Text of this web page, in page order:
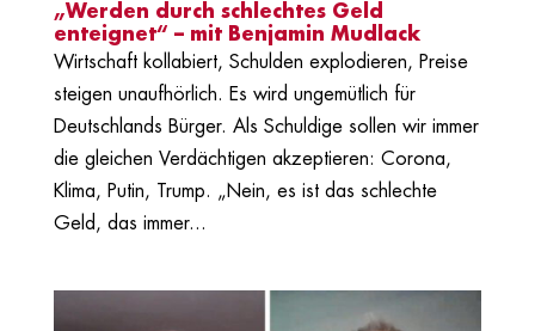
„Werden durch schlechtes Geld
enteignet“ – mit Benjamin Mudlack
Wirtschaft kollabiert, Schulden explodieren, Preise
steigen unaufhörlich. Es wird ungemütlich für
Deutschlands Bürger. Als Schuldige sollen wir immer
die gleichen Verdächtigen akzeptieren: Corona,
Klima, Putin, Trump. „Nein, es ist das schlechte
Geld, das immer...